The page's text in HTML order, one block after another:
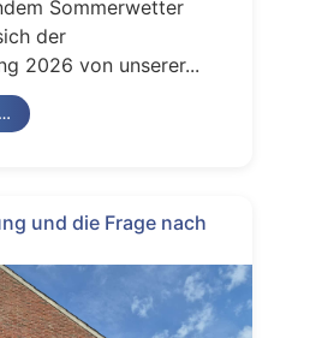
Sommerwetter
der
2026 von unserer...
und die Frage nach